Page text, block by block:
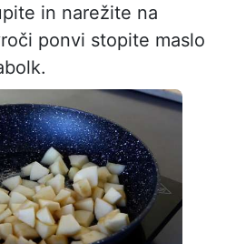
in narežite na
ponvi stopite maslo